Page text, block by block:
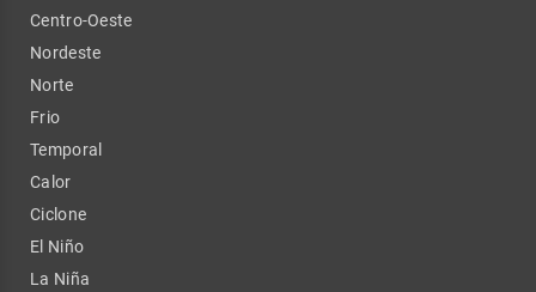
Centro-Oeste
Nordeste
Norte
Frio
Temporal
Calor
Ciclone
El Niño
La Niña